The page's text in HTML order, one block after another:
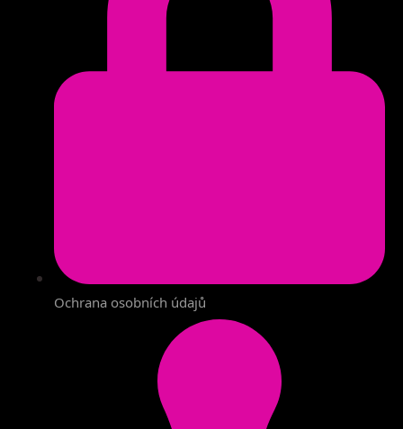
Ochrana osobních údajů